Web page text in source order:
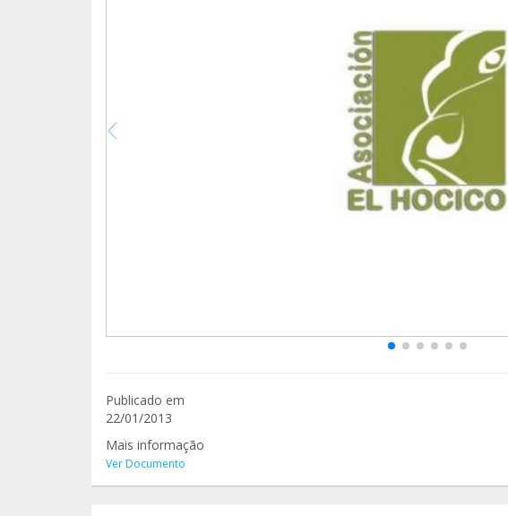
Publicado em
22/01/2013
Mais informação
Ver Documento